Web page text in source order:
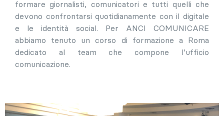
formare giornalisti, comunicatori e tutti quelli che
devono confrontarsi quotidianamente con il digitale
e le identità social. Per ANCI COMUNICARE
abbiamo tenuto un corso di formazione a Roma
dedicato al team che compone l’ufficio
comunicazione.